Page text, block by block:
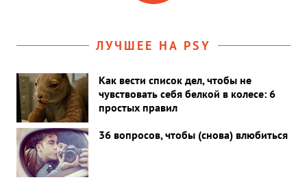
ЛУЧШЕЕ НА PSY
Как вести список дел, чтобы не
чувствовать себя белкой в колесе: 6
простых правил
36 вопросов, чтобы (снова) влюбиться